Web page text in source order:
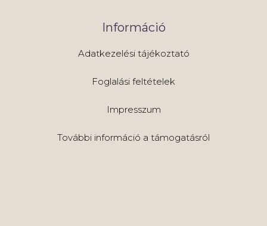
Információ
Adatkezelési tájékoztató
Foglalási feltételek
Impresszum
További információ a támogatásról